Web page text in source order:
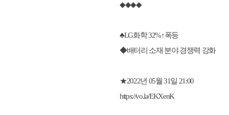
◆◆◆◆
♣LG화학 32%↑폭등
◆배터리 소재 분야 경쟁력 강화
★2022년 05월 31일 21:00
https://vo.la/EKXenK